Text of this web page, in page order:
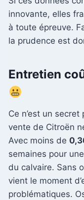
innovante, elles
à toute épreuve.
la prudence est
Entretien
Ce n’est un
vente de Citroën
Avec moins de
semaines pour
du calvaire. Sans
vient le moment
problématiques.